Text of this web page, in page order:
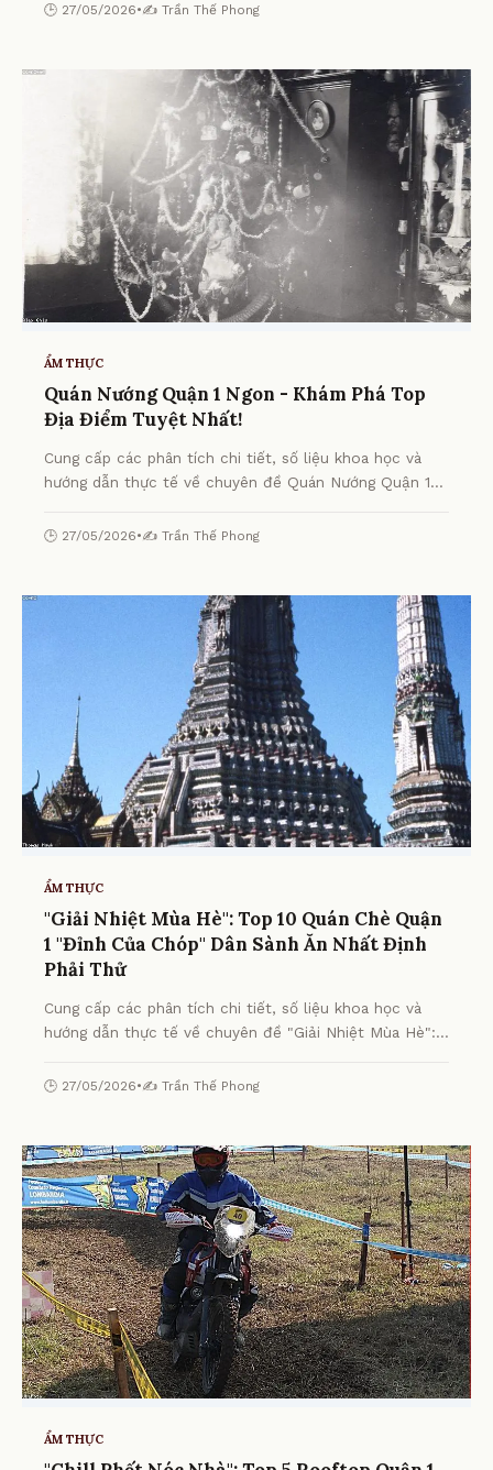
🕒 27/05/2026•✍️ Trần Thế Phong
ẨM THỰC
Quán Nướng Quận 1 Ngon - Khám Phá Top
Địa Điểm Tuyệt Nhất!
Cung cấp các phân tích chi tiết, số liệu khoa học và
hướng dẫn thực tế về chuyên đề Quán Nướng Quận 1
gia.
🕒 27/05/2026•✍️ Trần Thế Phong
ẨM THỰC
"Giải Nhiệt Mùa Hè": Top 10 Quán Chè Quận
1 "Đỉnh Của Chóp" Dân Sành Ăn Nhất Định
Phải Thử
Cung cấp các phân tích chi tiết, số liệu khoa học và
hướng dẫn thực tế về chuyên đề "Giải Nhiệt Mùa Hè":
Nhất Định Phải Thử từ chuyên gia.
🕒 27/05/2026•✍️ Trần Thế Phong
ẨM THỰC